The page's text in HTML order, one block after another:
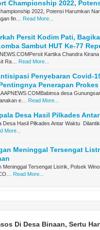
Championship 2022,
2022, Potensi Harumkan
fin…
Read More...
Persit Kodim Pati,
Sambut HUT Ke-77
Kartika Chandra
Ra…
Read More...
Penyebaran Covid-
Penerapan Prokes
desa
e…
Read More...
Desa Hasil Pilkades
Desa Hasil Pilkades Antar Waktu
More...
Meninggal Tersengat
Meninggal Tersengat Listrik, Polsek
Read More...
Di Desa Binaan, Sertu